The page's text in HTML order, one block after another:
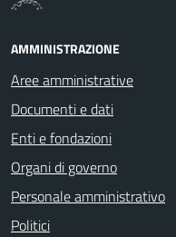
AMMINISTRAZIONE
Aree amministrative
Documenti e dati
Enti e fondazioni
Organi di governo
Personale amministrativo
Politici